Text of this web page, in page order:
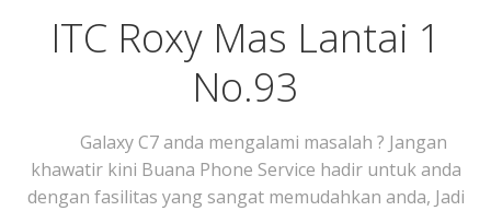
ITC Roxy Mas Lantai 1
No.93
Galaxy C7 anda mengalami masalah ? Jangan
khawatir kini Buana Phone Service hadir untuk anda
dengan fasilitas yang sangat memudahkan anda, Jadi